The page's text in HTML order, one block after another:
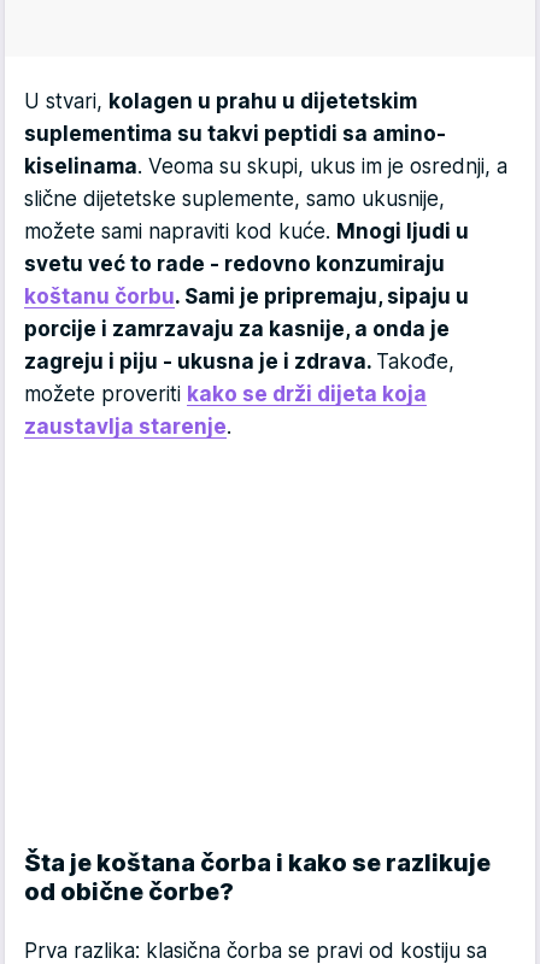
U stvari, kolagen u prahu u dijetetskim
suplementima su takvi peptidi sa amino-
kiselinama. Veoma su skupi, ukus im je osrednji, a
slične dijetetske suplemente, samo ukusnije,
možete sami napraviti kod kuće. Mnogi ljudi u
svetu već to rade - redovno konzumiraju
koštanu čorbu. Sami je pripremaju, sipaju u
porcije i zamrzavaju za kasnije, a onda je
zagreju i piju - ukusna je i zdrava. Takođe,
možete proveriti kako se drži dijeta koja
zaustavlja starenje.
Šta je koštana čorba i kako se razlikuje
od obične čorbe?
Prva razlika: klasična čorba se pravi od kostiju sa